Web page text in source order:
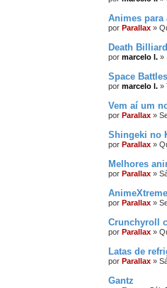
Animes para
por Parallax »
Death
por marcelo l. »
Space
por marcelo l. »
Vem aí um
por Parallax »
Shingeki no
por Parallax »
Melhores
por Parallax »
por Parallax »
Crunchyroll
por Parallax »
Latas de
por Parallax »
Gantz